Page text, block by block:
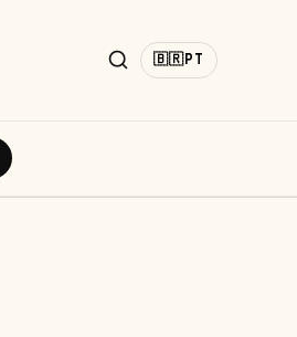
🇧🇷PT